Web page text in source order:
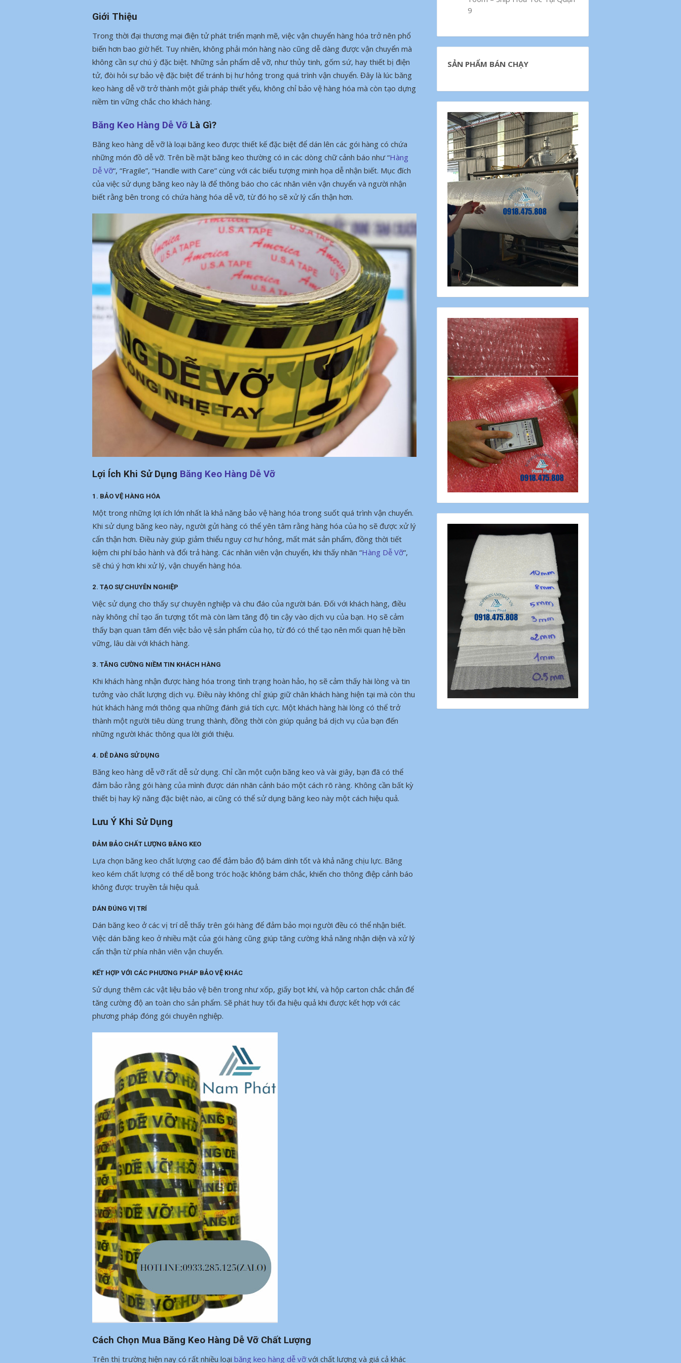
Giới Thiệu
Trong thời đại thương mại điện tử phát triển mạnh mẽ, việc vận chuyển hàng hóa trở nên phổ
biến hơn bao giờ hết. Tuy nhiên, không phải món hàng nào cũng dễ dàng được vận chuyển mà
không cần sự chú ý đặc biệt. Những sản phẩm dễ vỡ, như thủy tinh, gốm sứ, hay thiết bị điện
tử, đòi hỏi sự bảo vệ đặc biệt để tránh bị hư hỏng trong quá trình vận chuyển. Đây là lúc băng
keo hàng dễ vỡ trở thành một giải pháp thiết yếu, không chỉ bảo vệ hàng hóa mà còn tạo dựng
niềm tin vững chắc cho khách hàng.
Băng Keo Hàng Dễ Vỡ Là Gì?
Băng keo hàng dễ vỡ là loại băng keo được thiết kế đặc biệt để dán lên các gói hàng có chứa
những món đồ dễ vỡ. Trên bề mặt băng keo thường có in các dòng chữ cảnh báo như “Hàng
Dễ Vỡ“, “Fragile”, “Handle with Care” cùng với các biểu tượng minh họa dễ nhận biết. Mục đích
của việc sử dụng băng keo này là để thông báo cho các nhân viên vận chuyển và người nhận
biết rằng bên trong có chứa hàng hóa dễ vỡ, từ đó họ sẽ xử lý cẩn thận hơn.
Lợi Ích Khi Sử Dụng Băng Keo Hàng Dễ Vỡ
1. BẢO VỆ HÀNG HÓA
Một trong những lợi ích lớn nhất là khả năng bảo vệ hàng hóa trong suốt quá trình vận chuyển.
Khi sử dụng băng keo này, người gửi hàng có thể yên tâm rằng hàng hóa của họ sẽ được xử lý
cẩn thận hơn. Điều này giúp giảm thiểu nguy cơ hư hỏng, mất mát sản phẩm, đồng thời tiết
kiệm chi phí bảo hành và đổi trả hàng. Các nhân viên vận chuyển, khi thấy nhãn “Hàng Dễ Vỡ“,
sẽ chú ý hơn khi xử lý, vận chuyển hàng hóa.
2. TẠO SỰ CHUYÊN NGHIỆP
Việc sử dụng cho thấy sự chuyên nghiệp và chu đáo của người bán. Đối với khách hàng, điều
này không chỉ tạo ấn tượng tốt mà còn làm tăng độ tin cậy vào dịch vụ của bạn. Họ sẽ cảm
thấy bạn quan tâm đến việc bảo vệ sản phẩm của họ, từ đó có thể tạo nên mối quan hệ bền
vững, lâu dài với khách hàng.
3. TĂNG CƯỜNG NIỀM TIN KHÁCH HÀNG
Khi khách hàng nhận được hàng hóa trong tình trạng hoàn hảo, họ sẽ cảm thấy hài lòng và tin
tưởng vào chất lượng dịch vụ. Điều này không chỉ giúp giữ chân khách hàng hiện tại mà còn thu
hút khách hàng mới thông qua những đánh giá tích cực. Một khách hàng hài lòng có thể trở
thành một người tiêu dùng trung thành, đồng thời còn giúp quảng bá dịch vụ của bạn đến
những người khác thông qua lời giới thiệu.
4. DỄ DÀNG SỬ DỤNG
Băng keo hàng dễ vỡ rất dễ sử dụng. Chỉ cần một cuộn băng keo và vài giây, bạn đã có thể
đảm bảo rằng gói hàng của mình được dán nhãn cảnh báo một cách rõ ràng. Không cần bất kỳ
thiết bị hay kỹ năng đặc biệt nào, ai cũng có thể sử dụng băng keo này một cách hiệu quả.
Lưu Ý Khi Sử Dụng
ĐẢM BẢO CHẤT LƯỢNG BĂNG KEO
Lựa chọn băng keo chất lượng cao để đảm bảo độ bám dính tốt và khả năng chịu lực. Băng
keo kém chất lượng có thể dễ bong tróc hoặc không bám chắc, khiến cho thông điệp cảnh báo
không được truyền tải hiệu quả.
DÁN ĐÚNG VỊ TRÍ
Dán băng keo ở các vị trí dễ thấy trên gói hàng để đảm bảo mọi người đều có thể nhận biết.
Việc dán băng keo ở nhiều mặt của gói hàng cũng giúp tăng cường khả năng nhận diện và xử lý
cẩn thận từ phía nhân viên vận chuyển.
KẾT HỢP VỚI CÁC PHƯƠNG PHÁP BẢO VỆ KHÁC
Sử dụng thêm các vật liệu bảo vệ bên trong như xốp, giấy bọt khí, và hộp carton chắc chắn để
tăng cường độ an toàn cho sản phẩm. Sẽ phát huy tối đa hiệu quả khi được kết hợp với các
phương pháp đóng gói chuyên nghiệp.
Cách Chọn Mua Băng Keo Hàng Dễ Vỡ Chất Lượng
Trên thị trường hiện nay có rất nhiều loại băng keo hàng dễ vỡvới chất lượng và giá cả khác
9
SẢN PHẨM BÁN CHẠY